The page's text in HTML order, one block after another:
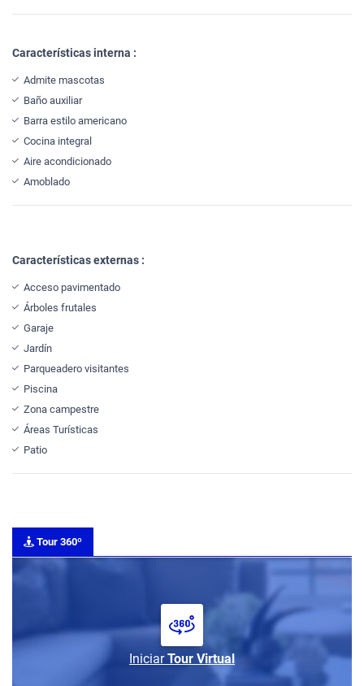
Características interna :
Admite mascotas
Baño auxiliar
Barra estilo americano
Cocina integral
Aire acondicionado
Amoblado
Características externas :
Acceso pavimentado
Árboles frutales
Garaje
Jardín
Parqueadero visitantes
Piscina
Zona campestre
Áreas Turísticas
Patio
Tour 360º
IniciarTour Virtual